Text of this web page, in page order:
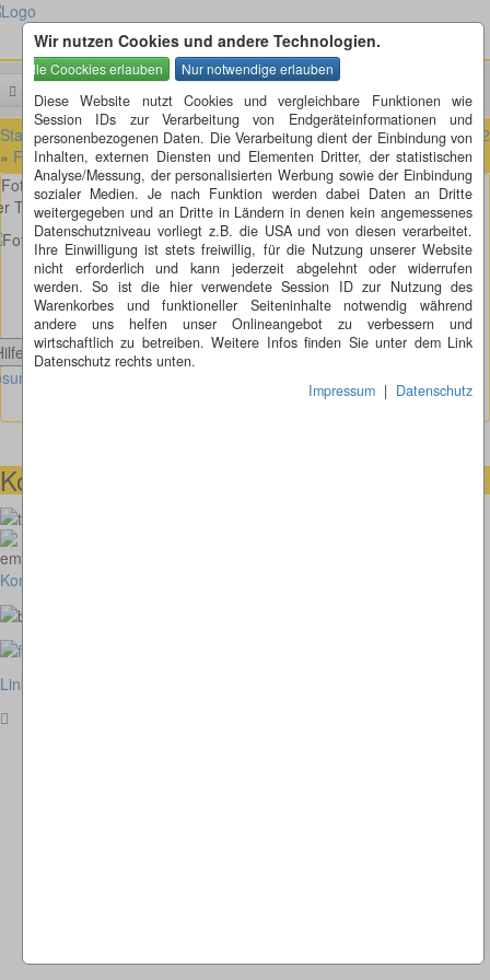
Wir nutzen Cookies und andere Technologien.
Diese Website nutzt Cookies und vergleichbare Funktionen wie
Session IDs zur Verarbeitung von Endgeräteinformationen und
personenbezogenen Daten. Die Verarbeitung dient der Einbindung von
Inhalten, externen Diensten und Elementen Dritter, der statistischen
Analyse/Messung, der personalisierten Werbung sowie der Einbindung
sozialer Medien. Je nach Funktion werden dabei Daten an Dritte
weitergegeben und an Dritte in Ländern in denen kein angemessenes
Datenschutzniveau vorliegt z.B. die USA und von diesen verarbeitet.
Ihre Einwilligung ist stets freiwillig, für die Nutzung unserer Website
nicht erforderlich und kann jederzeit abgelehnt oder widerrufen
werden. So ist die hier verwendete Session ID zur Nutzung des
Warenkorbes und funktioneller Seiteninhalte notwendig während
andere uns helfen unser Onlineangebot zu verbessern und
wirtschaftlich zu betreiben. Weitere Infos finden Sie unter dem Link
Datenschutz rechts unten.
Impressum | Datenschutz
Startseite » Fotorätsel » Fotorätsel 101 bis 200 » Fotorätsel 111 bis
» Fotorätsel 113
Fotorätsel 113
Türgriff einer BMW Isetta, oder?
anzeigen
Fotorätsel anzeigen
Kontaktmöglichkeiten
Kontakt
Link zur klassischen Website